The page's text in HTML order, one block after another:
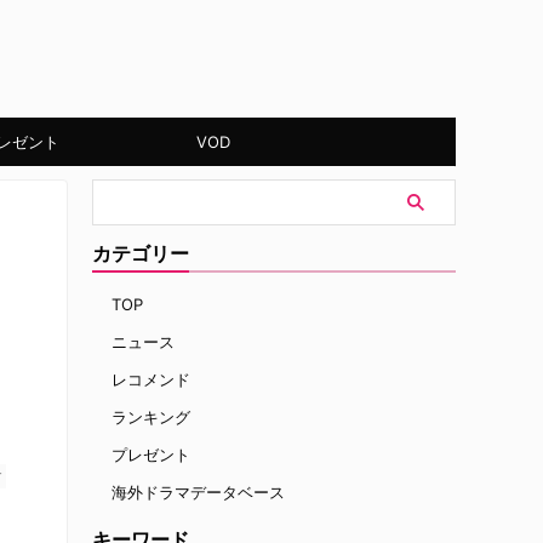
ゼント VOD
カテゴリー
TOP
ニュース
レコメンド
ランキング
プレゼント
海外ドラマデータベース